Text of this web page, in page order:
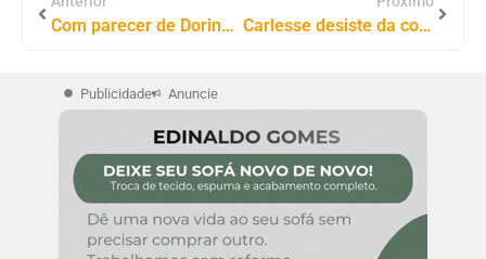
Com parecer de Dorinha, Senado aprova proposta que fortalece a formação dos professores Carlesse desiste da corrida ao Senado e abre vaga na chapa de Laurez Moreira
Publicidade Anuncie